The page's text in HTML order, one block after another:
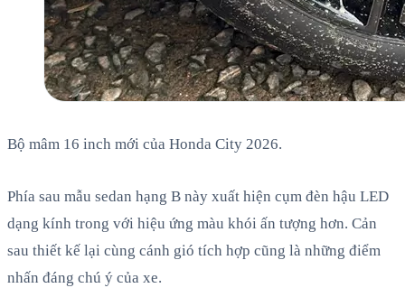
Bộ mâm 16 inch mới của Honda City 2026.
Phía sau mẫu sedan hạng B này xuất hiện cụm đèn hậu LED
dạng kính trong với hiệu ứng màu khói ấn tượng hơn. Cản
sau thiết kế lại cùng cánh gió tích hợp cũng là những điểm
nhấn đáng chú ý của xe.